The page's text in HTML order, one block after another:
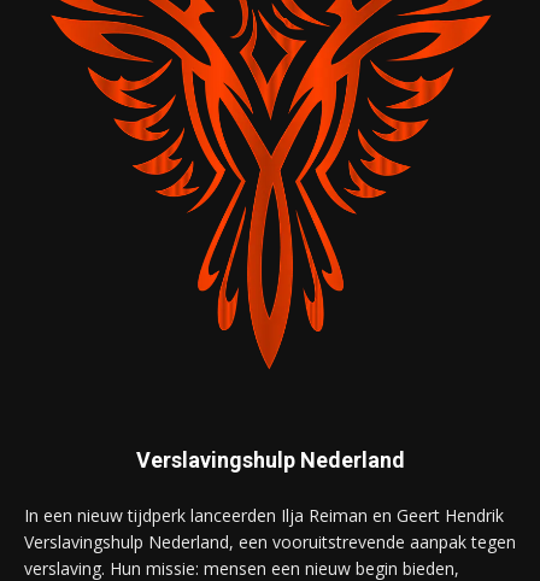
Verslavingshulp Nederland
In een nieuw tijdperk lanceerden Ilja Reiman en Geert Hendrik
Verslavingshulp Nederland, een vooruitstrevende aanpak tegen
verslaving. Hun missie: mensen een nieuw begin bieden,